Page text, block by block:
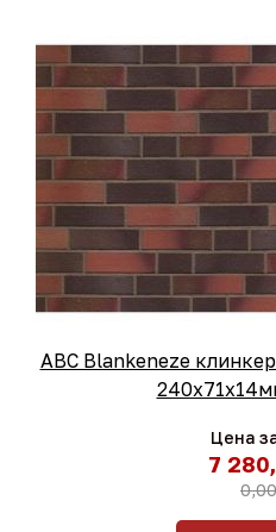
ABC Blankeneze
Цена
7